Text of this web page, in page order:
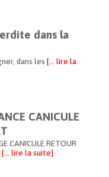
dans la
dans les[… lire la
CANICULE
CANICULE RETOUR
[… lire la suite]